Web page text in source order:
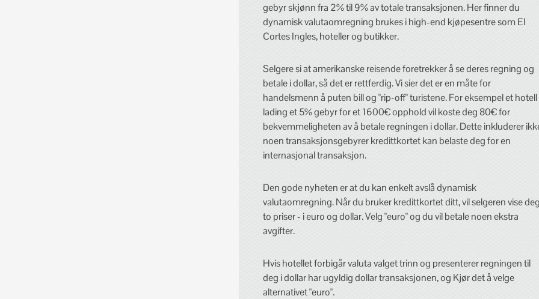
gebyr skjønn fra 2% til 9% av totale transaksjonen. Her finner du
dynamisk valutaomregning brukes i high-end kjøpesentre som El
Cortes Ingles, hoteller og butikker.
Selgere si at amerikanske reisende foretrekker å se deres regning og
betale i dollar, så det er rettferdig. Vi sier det er en måte for
handelsmenn å puten bill og "rip-off" turistene. For eksempel et hotell
lading et 5% gebyr for et 1600€ opphold vil koste deg 80€ for
bekvemmeligheten av å betale regningen i dollar. Dette inkluderer
noen transaksjonsgebyrer kredittkortet kan belaste deg for en
internasjonal transaksjon.
Den gode nyheten er at du kan enkelt avslå dynamisk
valutaomregning. Når du bruker kredittkortet ditt, vil selgeren vise
to priser - i euro og dollar. Velg "euro" og du vil betale noen ekstra
avgifter.
Hvis hotellet forbigår valuta valget trinn og presenterer regningen til
deg i dollar har ugyldig dollar transaksjonen, og Kjør det å velge
alternativet "euro".